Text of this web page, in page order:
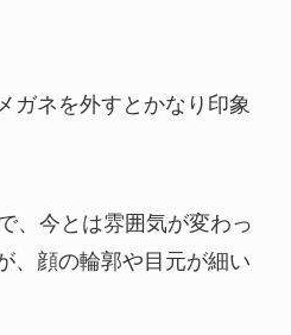
ガネを外すとかなり印象
、今とは雰囲気が変わっ
、顔の輪郭や目元が細い